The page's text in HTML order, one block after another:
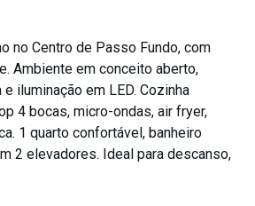
no Centro de Passo Fundo, com
Ambiente em conceito aberto,
iluminação em LED. Cozinha
4 bocas, micro-ondas, air fryer,
1 quarto confortável, banheiro
2 elevadores. Ideal para descanso,